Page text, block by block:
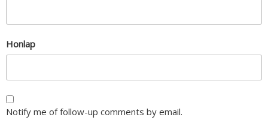
Honlap
Notify me of follow-up comments by email.